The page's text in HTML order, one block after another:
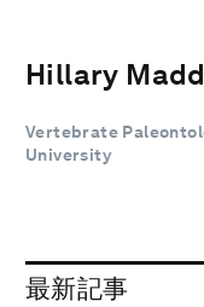
Hillary
Vertebrate
University
最新記事